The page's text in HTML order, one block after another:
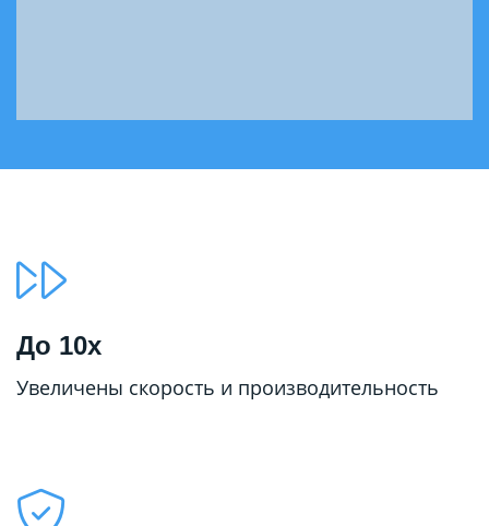
До 10х
Увеличены скорость и производительность